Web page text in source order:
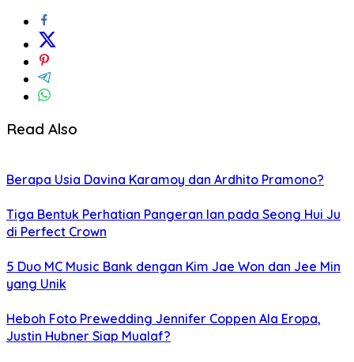
Read Also
Berapa Usia Davina Karamoy dan Ardhito Pramono?
Tiga Bentuk Perhatian Pangeran Ian pada Seong Hui Ju
di Perfect Crown
5 Duo MC Music Bank dengan Kim Jae Won dan Jee Min
yang Unik
Heboh Foto Prewedding Jennifer Coppen Ala Eropa,
Justin Hubner Siap Mualaf?